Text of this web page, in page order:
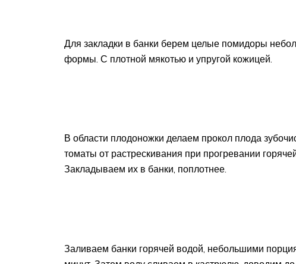
Для закладки в банки берем целые помидоры
формы. С плотной мякотью и упругой кожицей.
В области плодоножки делаем прокол плода
томаты от растрескивания при прогревании
Закладываем их в банки, поплотнее.
Заливаем банки горячей водой, небольшими